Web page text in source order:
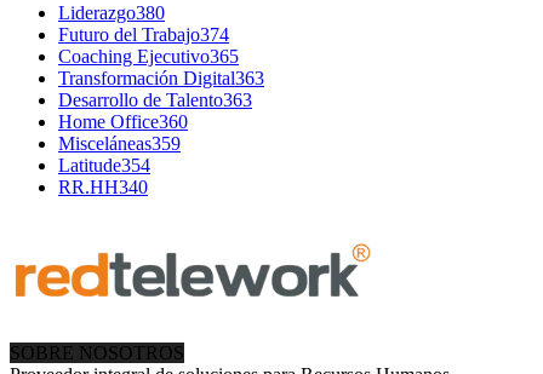
Liderazgo380
Futuro del Trabajo374
Coaching Ejecutivo365
Transformación Digital363
Desarrollo de Talento363
Home Office360
Misceláneas359
Latitude354
RR.HH340
SOBRE NOSOTROS